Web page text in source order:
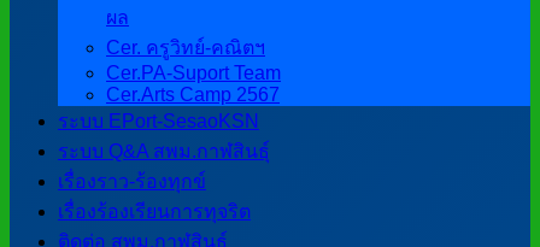
ผล
Cer. ครูวิทย์-คณิตฯ
Cer.PA-Suport Team
Cer.Arts Camp 2567
ระบบ EPort-SesaoKSN
ระบบ Q&A สพม.กาฬสินธุ์
เรื่องราว-ร้องทุกข์
เรื่องร้องเรียนการทุจริต
ติดต่อ สพม.กาฬสินธุ์